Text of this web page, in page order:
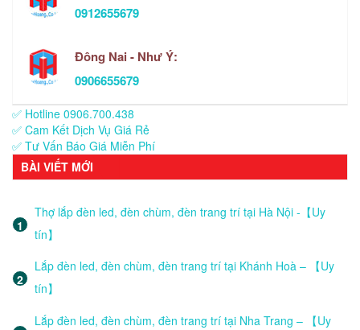
0912655679
Đông Nai - Như Ý:
0906655679
✅ Hotline 0906.700.438
✅ Cam Kết Dịch Vụ Giá Rẻ
✅ Tư Vấn Báo Giá Miễn Phí
BÀI VIẾT MỚI
Thợ lắp đèn led, đèn chùm, đèn trang trí tại Hà Nội -【Uy
tín】
Lắp đèn led, đèn chùm, đèn trang trí tại Khánh Hoà – 【Uy
tín】
Lắp đèn led, đèn chùm, đèn trang trí tại Nha Trang – 【Uy